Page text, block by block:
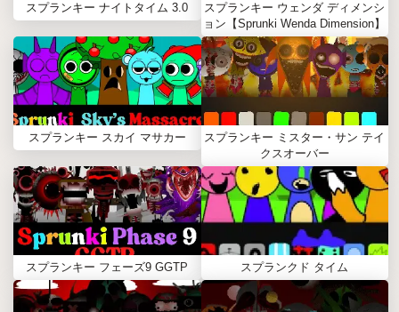
スプランキー ナイトタイム 3.0
スプランキー ウェンダ ディメンシ
ョン【Sprunki Wenda Dimension】
スプランキー スカイ マサカー
スプランキー ミスター・サン テイ
クスオーバー
スプランキー フェーズ9 GGTP スプランクド タイム